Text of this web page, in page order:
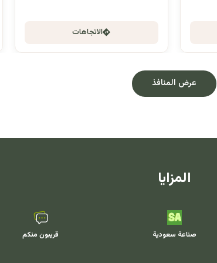
الاتجاهات
عرض المنافذ
المزايا
صناعة سعودية قريبون منكم